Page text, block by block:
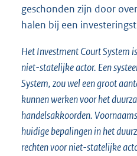
geschonden zijn door
halen bij een
Het Investment Court System
niet-statelijke actor. Een
System, zou wel een groot
kunnen werken voor het
handelsakkoorden.
huidige bepalingen in het
rechten voor niet-statelijke